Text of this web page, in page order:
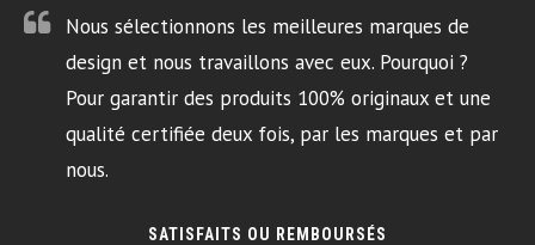
Nous sélectionnons les meilleures marques de
design et nous travaillons avec eux. Pourquoi ?
Pour garantir des produits 100% originaux et une
qualité certifiée deux fois, par les marques et par
nous.
SATISFAITS OU REMBOURSÉS